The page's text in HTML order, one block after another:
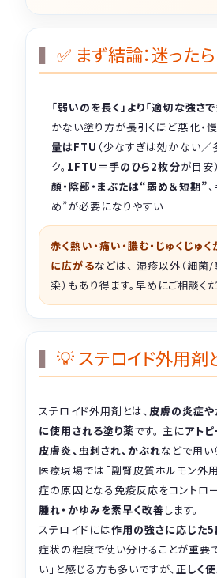
✅ まず結論：迷った
「弱いのを長く」より「適切な強さ
かない塗り方が長引くほど悪化・慢
量はFTU （少なすぎは効かない
ク。 1FTU＝手のひら2枚分が目安）
顔・陰部・まぶたは“弱め＆短期”
め”が必要になりやすい
赤く熱い・痛い・膿む・じゅくじゅ
に広がるなどは、 湿疹以外（細菌
染）もあり得ます。早めにご相談くだ
💡 ステロイド外用剤
ステロイド外用剤とは、皮膚の炎症や
に使用される塗り薬です。 主にアト
皮膚炎、虫刺され、かぶれなどで用い
医療現場では「副腎皮質ホルモン外
症の原因となる免疫反応をコントロ
腫れ・かゆみを素早く改善します。
ステロイドには作用の強さに応じた
症状の程度で使い分けることが重要
い」と感じる方も多いですが、正しく